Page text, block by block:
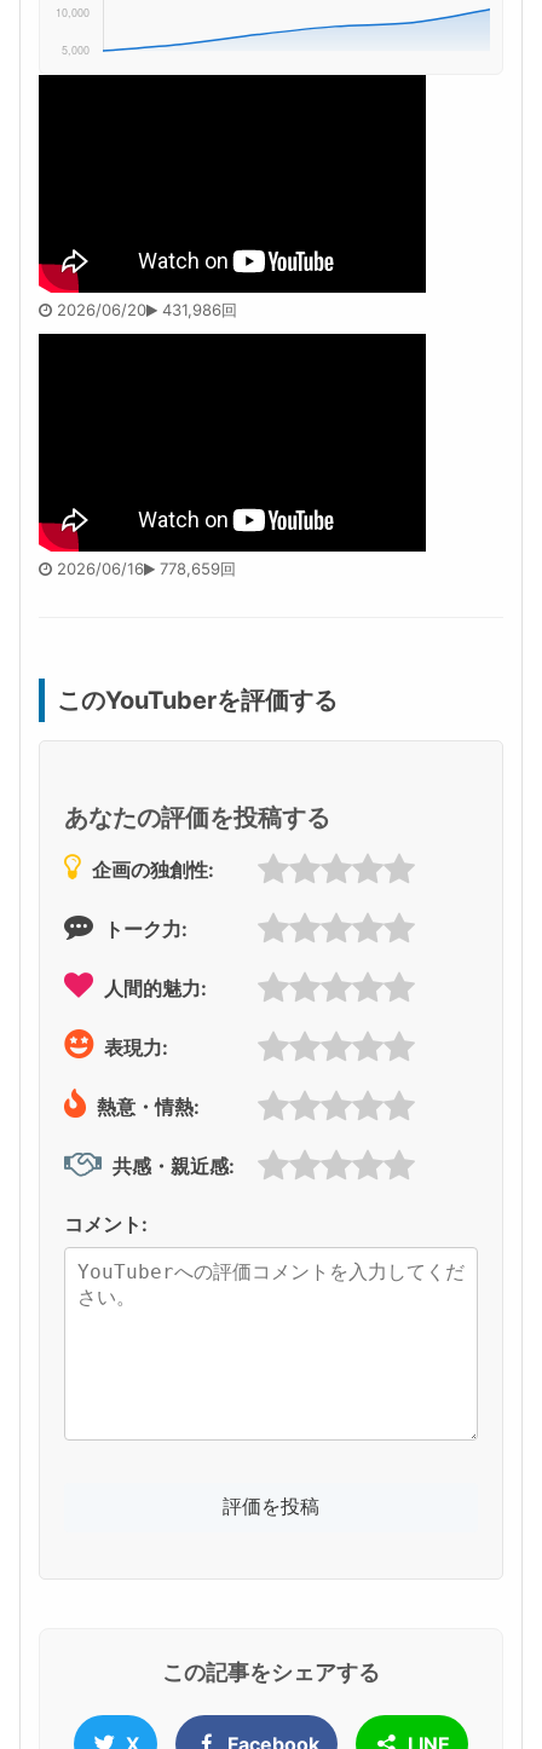
2026/06/20 431,986回
2026/06/16 778,659回
このYouTuberを評価する
あなたの評価を投稿する
企画の独創性:
トーク力:
人間的魅力:
表現力:
熱意・情熱:
共感・親近感:
コメント:
この記事をシェアする
X Facebook LINE